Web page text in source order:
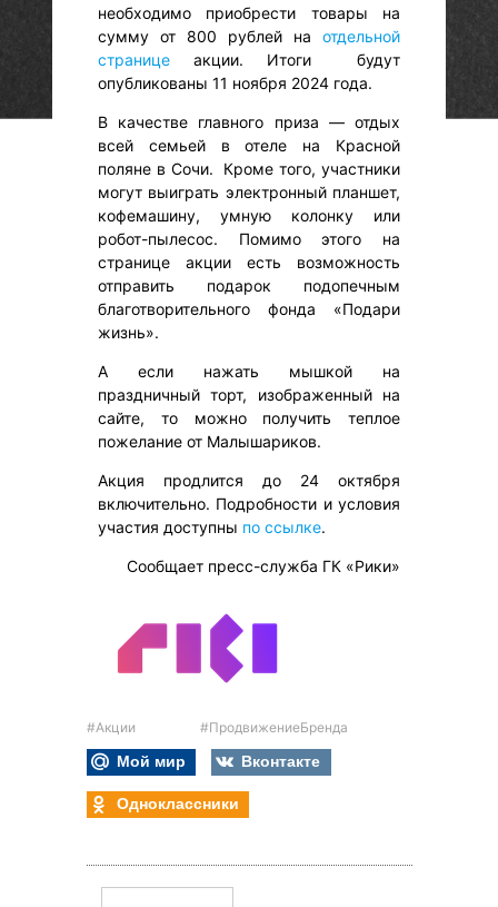
необходимо приобрести товары на
сумму от 800 рублей на отдельной
странице акции. Итоги будут
опубликованы 11 ноября 2024 года.
В качестве главного приза — отдых
всей семьей в отеле на Красной
поляне в Сочи. Кроме того, участники
могут выиграть электронный планшет,
кофемашину, умную колонку или
робот-пылесос. Помимо этого на
странице акции есть возможность
отправить подарок подопечным
благотворительного фонда «Подари
жизнь».
А если нажать мышкой на
праздничный торт, изображенный на
сайте, то можно получить теплое
пожелание от Малышариков.
Акция продлится до 24 октября
включительно. Подробности и условия
участия доступны по ссылке.
Сообщает пресс-служба ГК «Рики»
#Акции #ПродвижениеБренда
Мой мир
Вконтакте
Одноклассники